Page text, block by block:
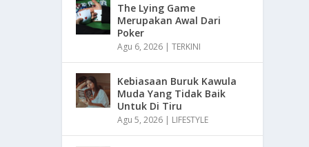
The Lying Game
Merupakan Awal Dari
Poker
Agu 6, 2026 |TERKINI
Kebiasaan Buruk Kawula
Muda Yang Tidak Baik
Untuk Di Tiru
Agu 5, 2026 | LIFESTYLE